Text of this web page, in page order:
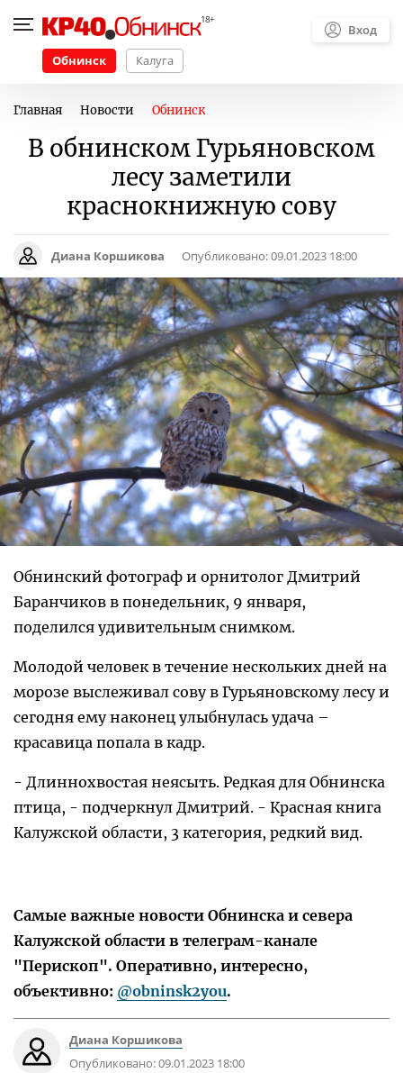
Обнинск Калуга
Вход
Главная Новости Обнинск
В обнинском Гурьяновском
лесу заметили
краснокнижную сову
Диана Коршикова Опубликовано:09.01.2023 18:00
Обнинский фотограф и орнитолог Дмитрий
Баранчиков в понедельник, 9 января,
поделился удивительным снимком.
Молодой человек в течение нескольких дней на
морозе выслеживал сову в Гурьяновскому лесу и
сегодня ему наконец улыбнулась удача –
красавица попала в кадр.
- Длиннохвостая неясыть. Редкая для Обнинска
птица, - подчеркнул Дмитрий. - Красная книга
Калужской области, 3 категория, редкий вид.
Самые важные новости Обнинска и севера
Калужской области в телеграм-канале
"Перископ". Оперативно, интересно,
объективно: @obninsk2you.
Диана Коршикова
Опубликовано:09.01.2023 18:00